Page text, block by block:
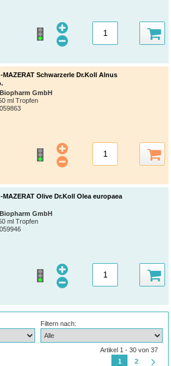
MAZERAT Schwarzerle Dr.Koll Alnus
GmbH
ml Tropfen
MAZERAT Olive Dr.Koll Olea europaea
GmbH
ml Tropfen
Filtern nach:
Artikel 1 - 30 von 37
1
2